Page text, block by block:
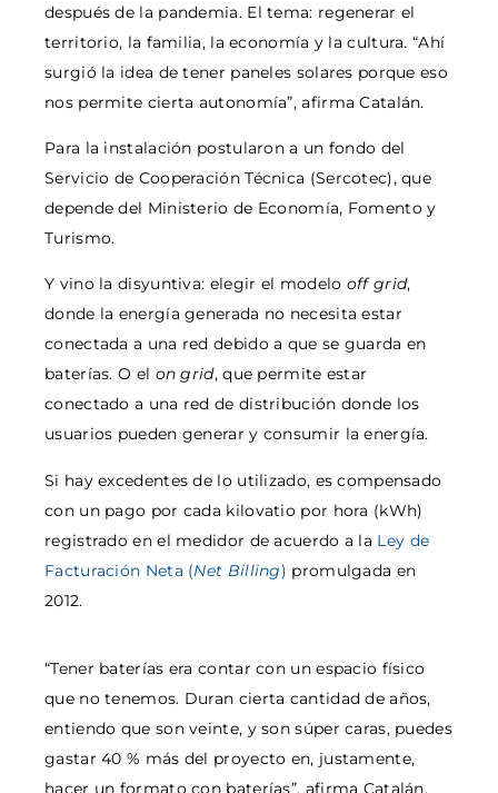
después de la pandemia. El tema: regenerar el
territorio, la familia, la economía y la cultura. “Ahí
surgió la idea de tener paneles solares porque eso
nos permite cierta autonomía”, afirma Catalán.
Para la instalación postularon a un fondo del
Servicio de Cooperación Técnica (Sercotec), que
depende del Ministerio de Economía, Fomento y
Turismo.
Y vino la disyuntiva: elegir el modelo off grid,
donde la energía generada no necesita estar
conectada a una red debido a que se guarda en
baterías. O el on grid, que permite estar
conectado a una red de distribución donde los
usuarios pueden generar y consumir la energía.
Si hay excedentes de lo utilizado, es compensado
con un pago por cada kilovatio por hora (kWh)
registrado en el medidor de acuerdo a la Ley de
Facturación Neta (Net Billing) promulgada en
2012.
“Tener baterías era contar con un espacio físico
que no tenemos. Duran cierta cantidad de años,
entiendo que son veinte, y son súper caras, puedes
gastar 40 % más del proyecto en, justamente,
hacer un formato con baterías”, afirma Catalán.